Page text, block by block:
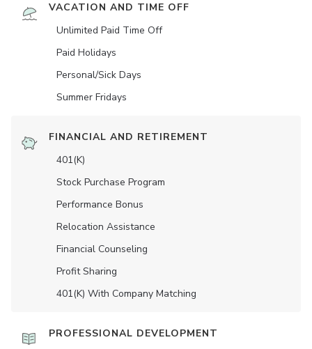
VACATION AND TIME OFF
Unlimited Paid Time Off
Paid Holidays
Personal/Sick Days
Summer Fridays
FINANCIAL AND RETIREMENT
401(K)
Stock Purchase Program
Performance Bonus
Relocation Assistance
Financial Counseling
Profit Sharing
401(K) With Company Matching
PROFESSIONAL DEVELOPMENT